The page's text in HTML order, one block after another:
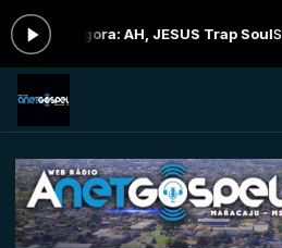
agora: AH, JESUS Trap Soul